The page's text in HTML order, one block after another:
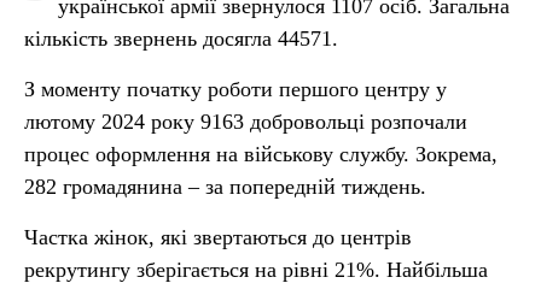
української армії звернулося 1107 осіб. Загальна
кількість звернень досягла 44571.
З моменту початку роботи першого центру у
лютому 2024 року 9163 добровольці розпочали
процес оформлення на військову службу. Зокрема,
282 громадянина – за попередній тиждень.
Частка жінок, які звертаються до центрів
рекрутингу зберігається на рівні 21%. Найбільша